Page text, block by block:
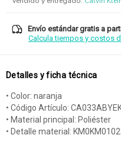
Envío estándar gratis a
Calcula tiempos y costos
Detalles y ficha técnica
• Color: naranja
• Código Artículo:
• Material principal: Poliéster
• Detalle material: